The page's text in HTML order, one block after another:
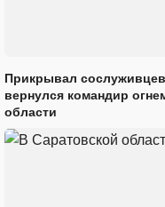
Прикрывал
вернулся командир
области